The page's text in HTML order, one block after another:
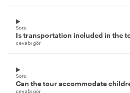
Soru
Is transportation included in the
cevabı gör
Soru
Can the tour accommodate
cevabı gör